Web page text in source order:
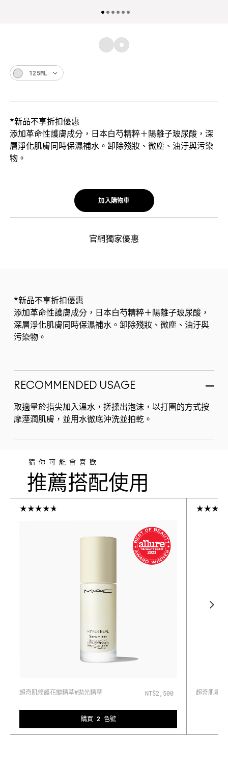
*新品不享折扣優惠
添加革命性護膚成分，日本白芍精粹＋陽離子玻尿酸，深
層淨化肌膚同時保濕補水。卸除殘妝、微塵、油汙與污染
物。
125ML
加入購物車
官網獨家優惠
*新品不享折扣優惠
添加革命性護膚成分，日本白芍精粹＋陽離子玻尿酸，
深層淨化肌膚同時保濕補水。卸除殘妝、微塵、油汙與
污染物。
RECOMMENDED USAGE
取適量於指尖加入溫水，搓揉出泡沫，以打圈的方式按
摩溼潤肌膚，並用水徹底沖洗並拍乾。
猜你可能會喜歡
推薦搭配使用
超奇肌修護花瓣精萃#拋光精華 NT$2,500
購買 2 色號
超奇肌嫩